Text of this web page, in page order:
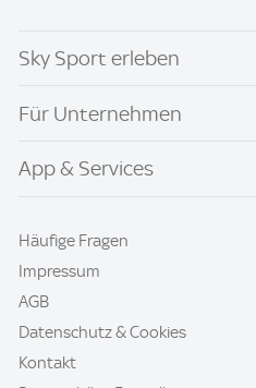
Sky Sport erleben
Für Unternehmen
App & Services
Häufige Fragen
Impressum
AGB
Datenschutz & Cookies
Kontakt